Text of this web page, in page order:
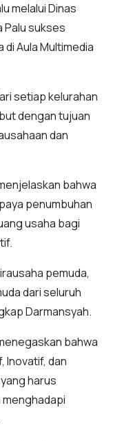
melalui Dinas
Palu sukses
Aula Multimedia
setiap kelurahan
dengan tujuan
dan
bahwa
penumbuhan
usaha bagi
pemuda,
dari seluruh
Darmansyah.
bahwa
Inovatif, dan
harus
menghadapi